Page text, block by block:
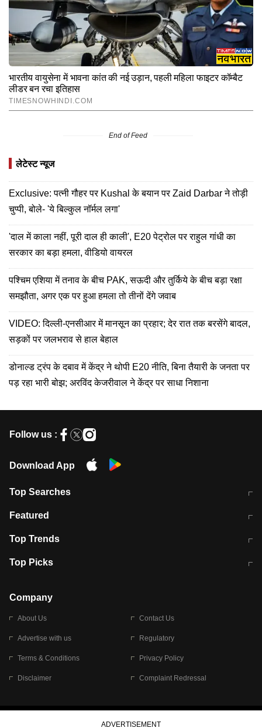
End of Feed
लेटेस्ट न्यूज
Exclusive: पत्नी गौहर पर Kushal के बयान पर Zaid Darbar ने तोड़ी
चुप्पी, बोले- 'ये बिल्कुल नॉर्मल लगा'
'दाल में काला नहीं, पूरी दाल ही काली', E20 पेट्रोल पर राहुल गांधी का
सरकार का बड़ा हमला, वीडियो वायरल
पश्चिम एशिया में तनाव के बीच PAK, सऊदी और तुर्किये के बीच बड़ा रक्षा
समझौता, अगर एक पर हुआ हमला तो तीनों देंगे जवाब
VIDEO: दिल्ली-एनसीआर में मानसून का प्रहार; देर रात तक बरसेंगे बादल,
सड़कों पर जलभराव से हाल बेहाल
डोनाल्ड ट्रंप के दबाव में केंद्र ने थोपी E20 नीति, बिना तैयारी के जनता पर
पड़ रहा भारी बोझ; अरविंद केजरीवाल ने केंद्र पर साधा निशाना
Follow us :
Download App
Top Searches
मुंबई में लगे 'जेन जी' के पोस्टर, लिखा- 'मैं
Featured
10 अगस्त को विधानसभा का घेराव करेंगे
Top Trends
RBI का नया नियम: अब बैंकों को अपनी सभी
Top Picks
बारिश की चेतावनी
Company
About Us Contact Us
Advertise with us Regulatory
Terms & Conditions Privacy Policy
Disclaimer Complaint Redressal